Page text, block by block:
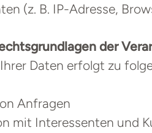
(z. B. IP-Adresse,
der
Daten erfolgt zu
Anfragen
mit Interessenten und